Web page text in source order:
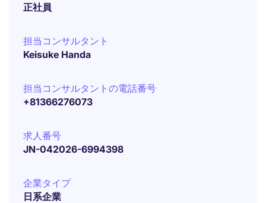
正社員
担当コンサルタント
Keisuke Handa
担当コンサルタントの電話番号
+81366276073
求人番号
JN-042026-6994398
企業タイプ
日系企業